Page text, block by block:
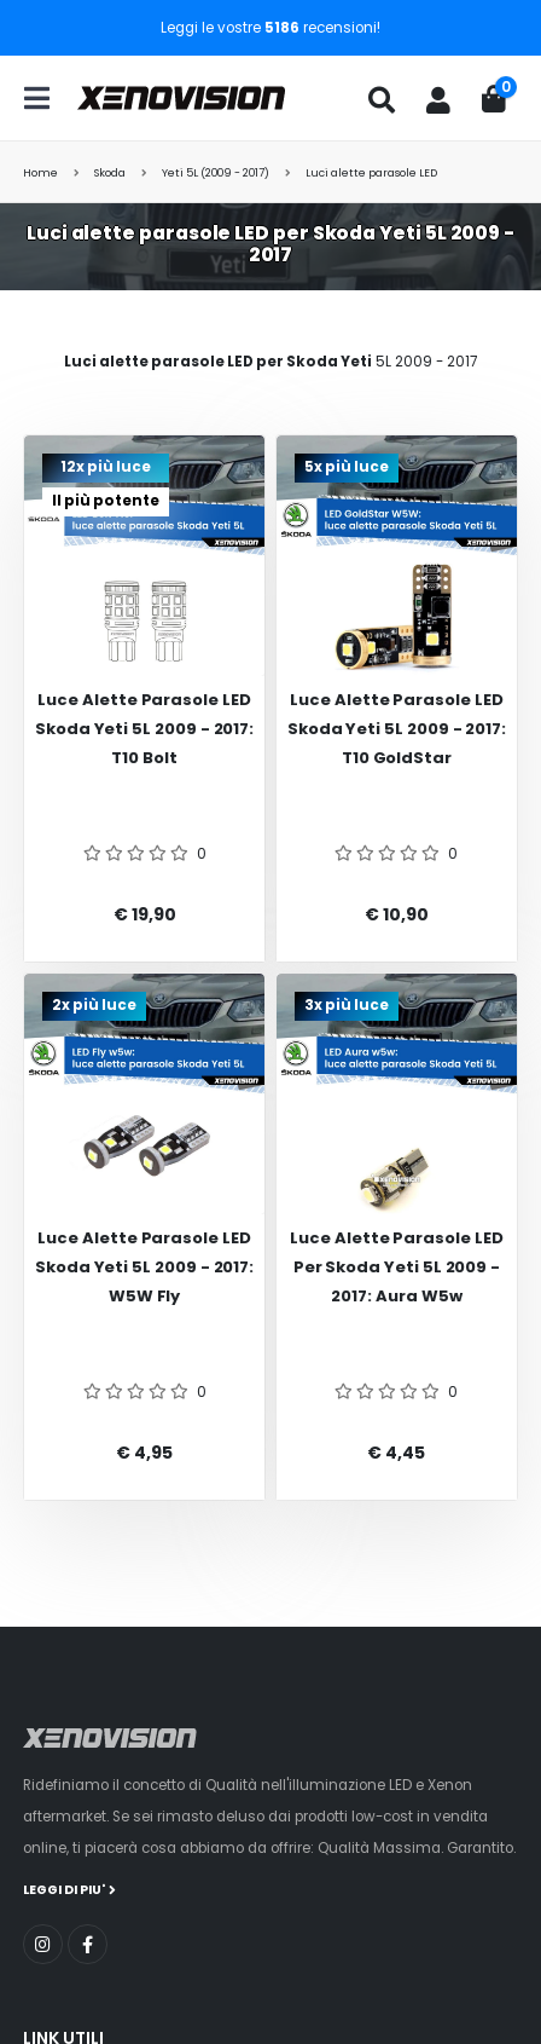
Leggi le vostre 5186 recensioni!
0
Home Skoda Yeti 5L (2009 - 2017) Luci alette parasole LED
Luci alette parasole LED per Skoda Yeti 5L 2009 -
2017
Luci alette parasole LED per Skoda Yeti 5L 2009 - 2017
12x più luce
Il più potente
Luce Alette Parasole LED
Skoda Yeti 5L 2009 - 2017:
T10 Bolt
0
€ 19,90
5x più luce
Luce Alette Parasole LED
Skoda Yeti 5L 2009 - 2017:
T10 GoldStar
0
€ 10,90
2x più luce
Luce Alette Parasole LED
Skoda Yeti 5L 2009 - 2017:
W5W Fly
0
€ 4,95
3x più luce
Luce Alette Parasole LED
Per Skoda Yeti 5L 2009 -
2017: Aura W5w
0
€ 4,45
Ridefiniamo il concetto di Qualità nell'illuminazione LED e Xenon
aftermarket. Se sei rimasto deluso dai prodotti low-cost in vendita
online, ti piacerà cosa abbiamo da offrire: Qualità Massima. Garantito.
LEGGI DI PIU'
LINK UTILI